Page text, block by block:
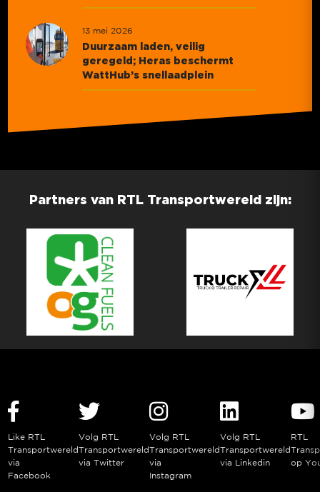
13 mei 2026
Duurzaam laden, veilig
geregeld; Heras beschermt
WattHub’s snellaadplein
Partners van RTL Transportwereld zijn:
Like RTL
Transportwereld
via
Facebook
Volg RTL
Transportwereld
via Twitter
Volg RTL
Transportwereld
via
Instagram
Volg RTL
Transportwereld
via Linkedin
RTL
op